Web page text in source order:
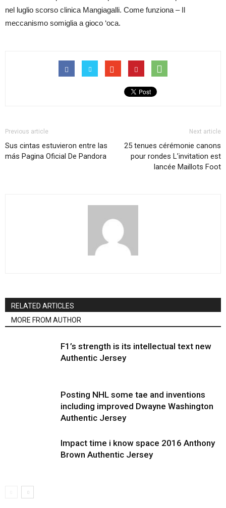
nel luglio scorso clinica Mangiagalli. Come funziona – Il
meccanismo somiglia a gioco ‘oca.
Previous article
Sus cintas estuvieron entre las
más Pagina Oficial De Pandora
Next article
25 tenues cérémonie canons
pour rondes L’invitation est
lancée Maillots Foot
RELATED ARTICLES
MORE FROM AUTHOR
F1’s strength is its intellectual text new
Authentic Jersey
Posting NHL some tae and inventions
including improved Dwayne Washington
Authentic Jersey
Impact time i know space 2016 Anthony
Brown Authentic Jersey